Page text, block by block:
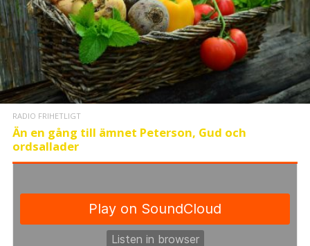
RADIO FRIHETLIGT
Än en gång till ämnet Peterson, Gud och
ordsallader